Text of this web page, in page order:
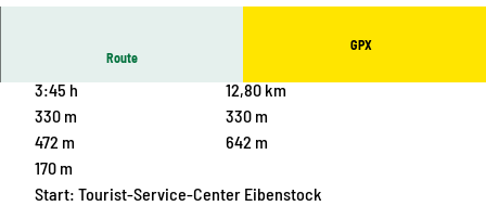
Route
GPX
3:45 h
12,80 km
330 m
330 m
472 m
642 m
170 m
Start: Tourist-Service-Center Eibenstock